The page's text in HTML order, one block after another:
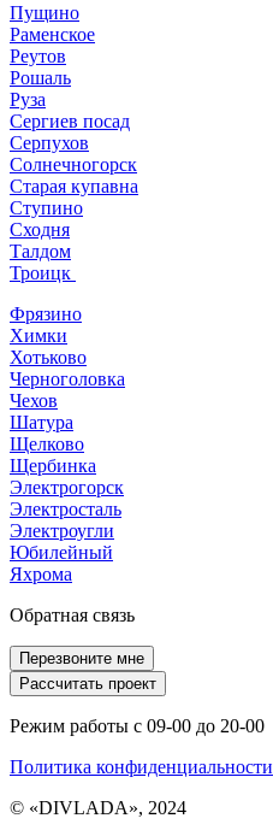
Пущино
Раменское
Реутов
Рошаль
Руза
Сергиев посад
Серпухов
Солнечногорск
Старая купавна
Ступино
Сходня
Талдом
Троицк
Фрязино
Химки
Хотьково
Черноголовка
Чехов
Шатура
Щелково
Щербинка
Электрогорск
Электросталь
Электроугли
Юбилейный
Яхрома
Обратная связь
Перезвоните мне
Рассчитать проект
Режим работы с 09-00 до 20-00
Политика конфиденциальности
© «DIVLADA», 2024